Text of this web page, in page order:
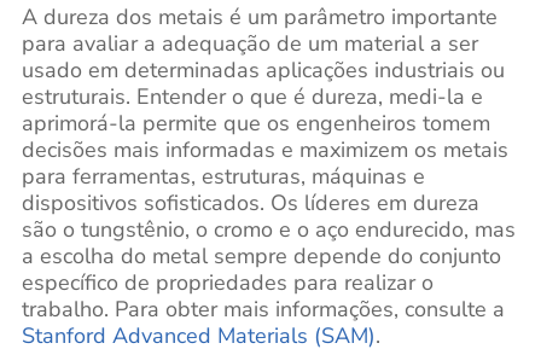
A dureza dos metais é um parâmetro importante
para avaliar a adequação de um material a ser
usado em determinadas aplicações industriais ou
estruturais. Entender o que é dureza, medi-la e
aprimorá-la permite que os engenheiros tomem
decisões mais informadas e maximizem os metais
para ferramentas, estruturas, máquinas e
dispositivos sofisticados. Os líderes em dureza
são o tungstênio, o cromo e o aço endurecido, mas
a escolha do metal sempre depende do conjunto
específico de propriedades para realizar o
trabalho. Para obter mais informações, consulte a
Stanford Advanced Materials (SAM).